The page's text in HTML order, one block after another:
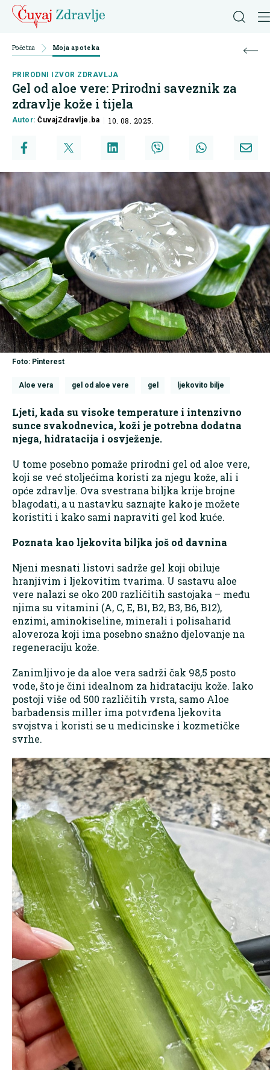
Početna Moja apoteka
PRIRODNI IZVOR ZDRAVLJA
Gel od aloe vere: Prirodni saveznik za
zdravlje kože i tijela
Autor:ČuvajZdravlje.ba 10. 08. 2025.
Foto: Pinterest
Aloe vera gel od aloe vere gel ljekovito bilje
Ljeti, kada su visoke temperature i intenzivno
sunce svakodnevica, koži je potrebna dodatna
njega, hidratacija i osvježenje.
U tome posebno pomaže prirodni gel od aloe vere,
koji se već stoljećima koristi za njegu kože, ali i
opće zdravlje. Ova svestrana biljka krije brojne
blagodati, a u nastavku saznajte kako je možete
koristiti i kako sami napraviti gel kod kuće.
Poznata kao ljekovita biljka još od davnina
Njeni mesnati listovi sadrže gel koji obiluje
hranjivim i ljekovitim tvarima. U sastavu aloe
vere nalazi se oko 200 različitih sastojaka – među
njima su vitamini (A, C, E, B1, B2, B3, B6, B12),
enzimi, aminokiseline, minerali i polisaharid
aloveroza koji ima posebno snažno djelovanje na
regeneraciju kože.
Zanimljivo je da aloe vera sadrži čak 98,5 posto
vode, što je čini idealnom za hidrataciju kože. Iako
postoji više od 500 različitih vrsta, samo Aloe
barbadensis miller ima potvrđena ljekovita
svojstva i koristi se u medicinske i kozmetičke
svrhe.